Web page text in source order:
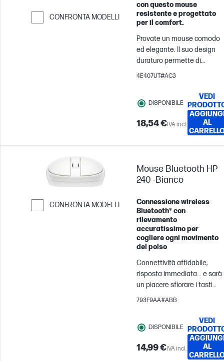
CONFRONTA MODELLI
con questo mouse
resistente e progettato
per il comfort.
Provate un mouse comodo
ed elegante. Il suo design
duraturo permette di
lavorare in modo efficiente
ambiente ordinato e
spostatevi liberamente
grazie alla connessione
wireless a 2,4 GHz.[1] Le
batterie di lunga durata
giornata.
4E407UT#AC3
DISPONIBILE
18,54 €IVA incl.
VEDI
AL
CONFRONTA MODELLI
Mouse Bluetooth HP
240 -Bianco
Connessione wireless
Bluetooth® con
rilevamento
accuratissimo per
cogliere ogni movimento
del polso
Connettività affidabile,
risposta immediata... e sarà
un piacere sfiorare i tasti
tutto il giorno, tutti i giorni.
perfetto per le tue esigenze
di tutti i giorni.
793F9AA#ABB
DISPONIBILE
14,99 €IVA incl.
VEDI
AL